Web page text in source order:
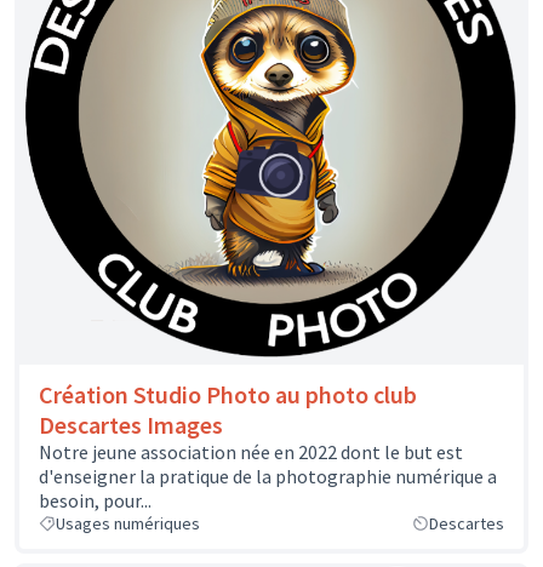
Création Studio Photo au photo club
Descartes Images
Notre jeune association née en 2022 dont le but est
d'enseigner la pratique de la photographie numérique a
besoin, pour...
Usages numériques Descartes